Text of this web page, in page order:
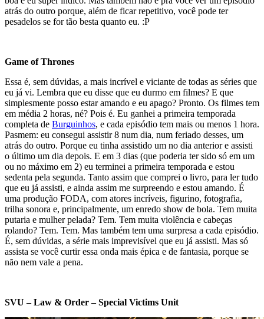
atrás do outro porque, além de ficar repetitivo, você pode ter
pesadelos se for tão besta quanto eu. :P
Game of Thrones
Essa é, sem dúvidas, a mais incrível e viciante de todas as séries que
eu já vi. Lembra que eu disse que eu durmo em filmes? E que
simplesmente posso estar amando e eu apago? Pronto. Os filmes tem
em média 2 horas, né? Pois é. Eu ganhei a primeira temporada
completa de Burguinhos, e cada episódio tem mais ou menos 1 hora.
Pasmem: eu consegui assistir 8 num dia, num feriado desses, um
atrás do outro. Porque eu tinha assistido um no dia anterior e assisti
o último um dia depois. E em 3 dias (que poderia ter sido só em um
ou no máximo em 2) eu terminei a primeira temporada e estou
sedenta pela segunda. Tanto assim que comprei o livro, para ler tudo
que eu já assisti, e ainda assim me surpreendo e estou amando. É
uma produção FODA, com atores incríveis, figurino, fotografia,
trilha sonora e, principalmente, um enredo show de bola. Tem muita
putaria e mulher pelada? Tem. Tem muita violência e cabeças
rolando? Tem. Tem. Mas também tem uma surpresa a cada episódio.
É, sem dúvidas, a série mais imprevisível que eu já assisti. Mas só
assista se você curtir essa onda mais épica e de fantasia, porque se
não nem vale a pena.
SVU – Law & Order – Special Victims Unit